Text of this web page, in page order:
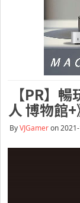
【PR】
人 博物館
ByVJGameron